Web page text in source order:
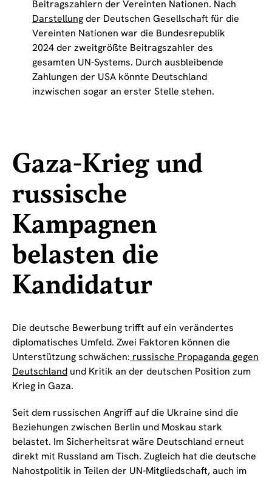
Beitragszahlern der Vereinten Nationen. Nach
Darstellungder Deutschen Gesellschaft für die
Vereinten Nationen war die Bundesrepublik
2024 der zweitgrößte Beitragszahler des
gesamten UN-Systems. Durch ausbleibende
Zahlungen der USA könnte Deutschland
inzwischen sogar an erster Stelle stehen.
Gaza-Krieg und
russische
Kampagnen
belasten die
Kandidatur
Die deutsche Bewerbung trifft auf ein verändertes
diplomatisches Umfeld. Zwei Faktoren können die
Unterstützung schwächen: russische Propaganda gegen
Deutschland und Kritik an der deutschen Position zum
Krieg in Gaza.
Seit dem russischen Angriff auf die Ukraine sind die
Beziehungen zwischen Berlin und Moskau stark
belastet. Im Sicherheitsrat wäre Deutschland erneut
direkt mit Russland am Tisch. Zugleich hat die deutsche
Nahostpolitik in Teilen der UN-Mitgliedschaft, auch im